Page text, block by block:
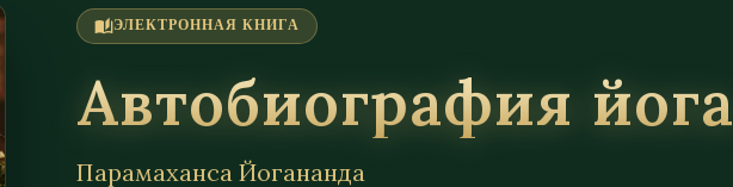
auto_storiesЭЛЕКТРОННАЯ КНИГА
Автобиография йога
Парамаханса Йогананда